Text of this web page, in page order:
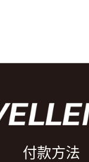
付款方法